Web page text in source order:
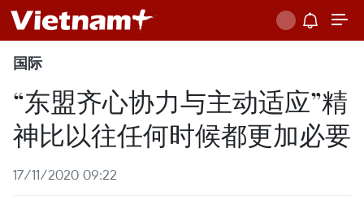
国际
“东盟齐心协力与主动适应”精
神比以往任何时候都更加必要
17/11/2020 09:22